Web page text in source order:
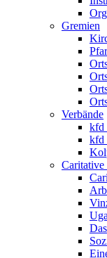
Gremien
Verbände
kfd
kfd
Caritative